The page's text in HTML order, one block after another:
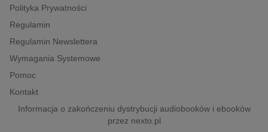
psychologiczne
inne
popularno-naukowe
historia
Polityka Prywatności
Regulamin
Regulamin Newslettera
Wymagania Systemowe
Pomoc
Kontakt
Informacja o zakończeniu dystrybucji audiobooków i ebooków
przez nexto.pl